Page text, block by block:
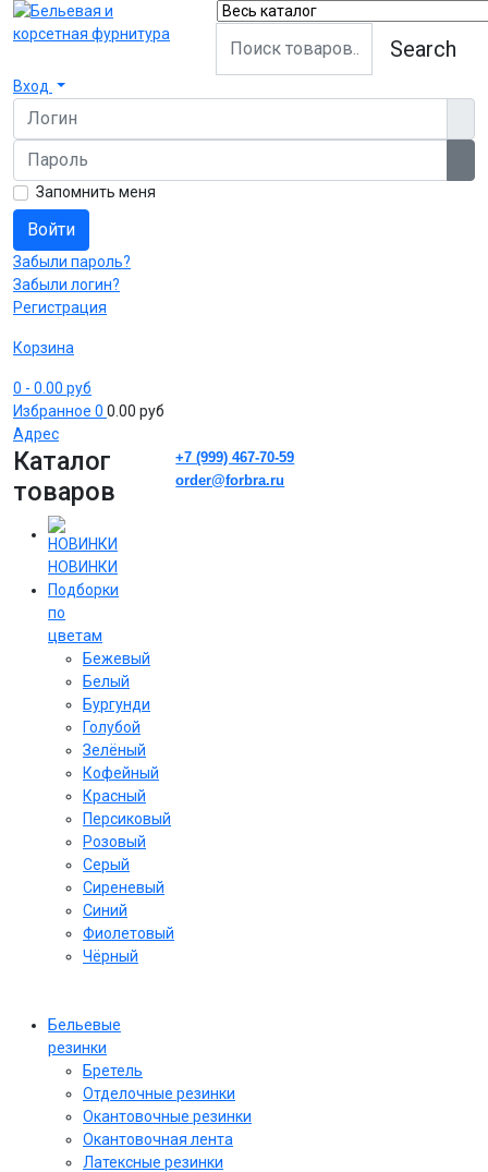
Search
Вход
Логин
Пароль
Запомнить меня
Войти
Забыли пароль?
Забыли логин?
Регистрация
Корзина
0 - 0.00 руб
Избранное 0 0.00 руб
Адрес
Каталог
товаров
НОВИНКИ
Подборки
по
цветам
Бежевый
Белый
Бургунди
Голубой
Зелёный
Кофейный
Красный
Персиковый
Розовый
Серый
Сиреневый
Cиний
Фиолетовый
Чёрный
Бельевые
резинки
Бретель
Отделочные резинки
Окантовочные резинки
Окантовочная лента
Латексные резинки
+7 (999) 467-70-59
order@forbra.ru